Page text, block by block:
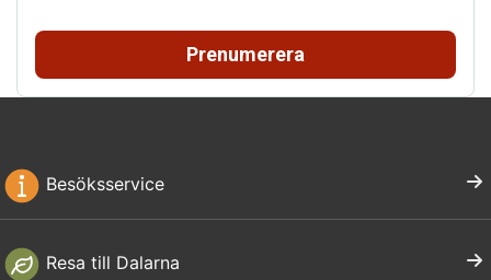
Prenumerera
Besöksservice
Resa till Dalarna